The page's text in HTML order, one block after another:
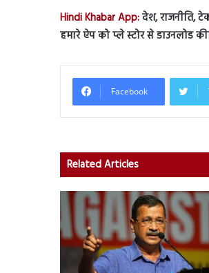
Hindi Khabar App:देश, राजनीति,
हमारे ऐप को प्ले स्टोर से डाउनलोड
Facebook
Related Articles